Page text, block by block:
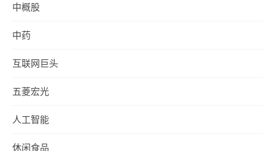
中概股
中药
互联网巨头
五菱宏光
人工智能
休闲食品